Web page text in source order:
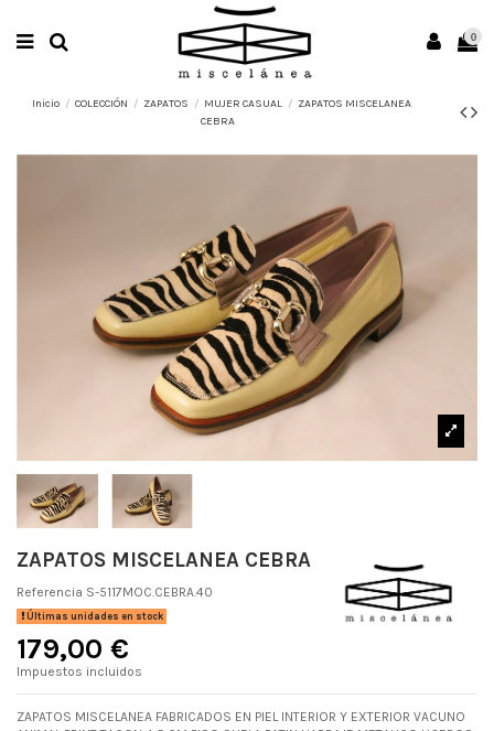
0
Inicio COLECCIÓN ZAPATOS MUJER CASUAL
ZAPATOS MISCELANEA
CEBRA
ZAPATOS MISCELANEA CEBRA
Referencia S-5117MOC.CEBRA.40
Últimas unidades en stock
179,00 €
Impuestos incluidos
ZAPATOS MISCELANEA FABRICADOS EN PIEL INTERIOR Y EXTERIOR VACUNO